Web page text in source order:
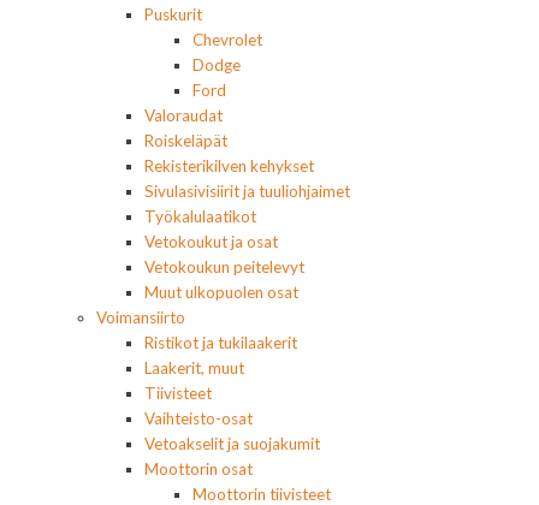
Puskurit
Chevrolet
Dodge
Ford
Valoraudat
Roiskeläpät
Rekisterikilven kehykset
Sivulasivisiirit ja tuuliohjaimet
Työkalulaatikot
Vetokoukut ja osat
Vetokoukun peitelevyt
Muut ulkopuolen osat
Voimansiirto
Ristikot ja tukilaakerit
Laakerit, muut
Tiivisteet
Vaihteisto-osat
Vetoakselit ja suojakumit
Moottorin osat
Moottorin tiivisteet